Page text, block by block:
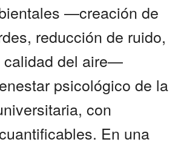
—creación de
reducción de ruido,
calidad del aire—
psicológico de la
con
En una